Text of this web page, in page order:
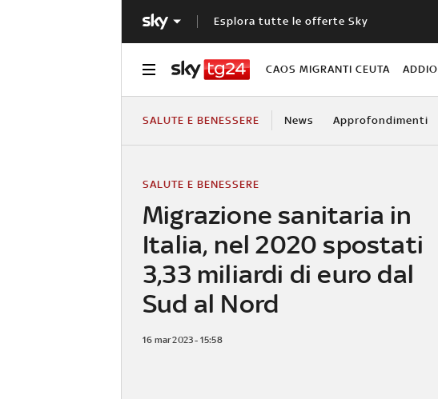
Esplora tutte le offerte Sky
CAOS MIGRANTI CEUTA
SALUTE E BENESSERE News Approfondimenti
Migrazione sanitaria in
Italia, nel 2020 spostati
3,33 miliardi di euro dal
Sud al Nord
SALUTE E BENESSERE
16 mar 2023 - 15:58